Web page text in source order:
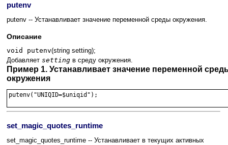
putenv
putenv -- Устанавливает значение переменной среды окружения.
Описание
void putenv(string setting);
Добавляет setting в среду окружения.
Пример 1. Устанавливает значение переменной
окружения
putenv("UNIQID=$uniqid");
set_magic_quotes_runtime
set_magic_quotes_runtime -- Устанавливает в текущих активных